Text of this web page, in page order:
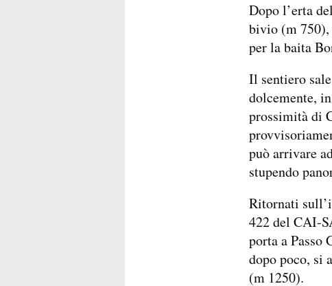
Dopo l’erta
bivio (m 750),
per la baita
Il sentiero
dolcemente,
prossimità di
può arrivare
stupendo
Ritornati
422 del CAI-
porta a Passo
dopo poco, si
(m 1250).